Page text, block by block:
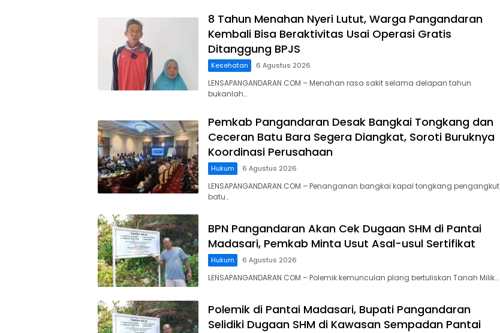
8 Tahun Menahan Nyeri Lutut, Warga Pangandaran
Kembali Bisa Beraktivitas Usai Operasi Gratis
Ditanggung BPJS
Kesehatan 6 Agustus 2026
LENSAPANGANDARAN.COM – Menahan rasa sakit selama delapan tahun
bukanlah…
Pemkab Pangandaran Desak Bangkai Tongkang dan
Ceceran Batu Bara Segera Diangkat, Soroti Buruknya
Koordinasi Perusahaan
Hukum 6 Agustus 2026
LENSAPANGANDARAN.COM – Penanganan bangkai kapal tongkang pengangkut
batu…
BPN Pangandaran Akan Cek Dugaan SHM di Pantai
Madasari, Pemkab Minta Usut Asal-usul Sertifikat
Hukum 6 Agustus 2026
LENSAPANGANDARAN.COM – ‎Polemik kemunculan plang bertuliskan Tanah Milik…
Polemik di Pantai Madasari, Bupati Pangandaran
Selidiki Dugaan SHM di Kawasan Sempadan Pantai